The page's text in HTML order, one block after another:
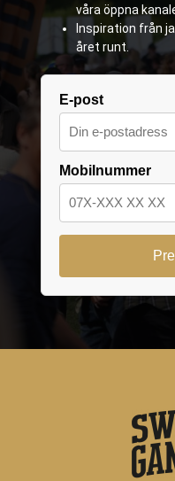
E-post
Mobilnummer
våra öppna
Inspiration från
året runt.